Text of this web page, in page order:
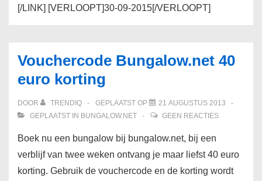
[/LINK] [VERLOOPT]30-09-2015[/VERLOOPT]
Vouchercode Bungalow.net 40
euro korting
DOOR TRENDIQ GEPLAATST OP
21 AUGUSTUS 2013
GEPLAATST IN BUNGALOW.NET GEEN REACTIES
Boek nu een bungalow bij bungalow.net, bij een
verblijf van twee weken ontvang je maar liefst 40 euro
korting. Gebruik de vouchercode en de korting wordt